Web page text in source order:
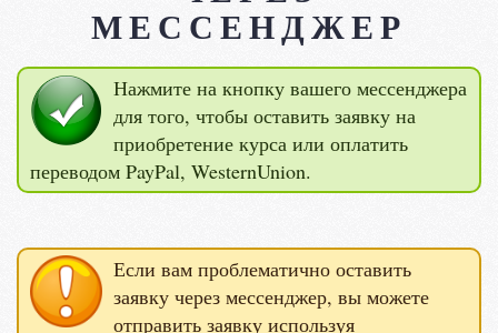
МЕССЕНДЖЕР
Нажмите на кнопку вашего мессенджера
для того, чтобы оставить заявку на
приобретение курса или оплатить
переводом PayPal, WesternUnion.
Если вам проблематично оставить
заявку через мессенджер, вы можете
отправить заявку используя